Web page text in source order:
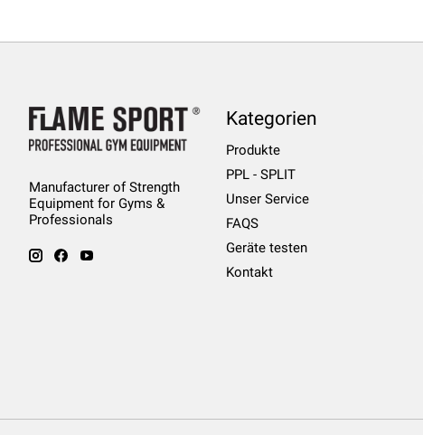
Manufacturer of Strength
Equipment for Gyms &
Professionals
Kategorien
Produkte
PPL - SPLIT
Unser Service
FAQS
Geräte testen
Kontakt